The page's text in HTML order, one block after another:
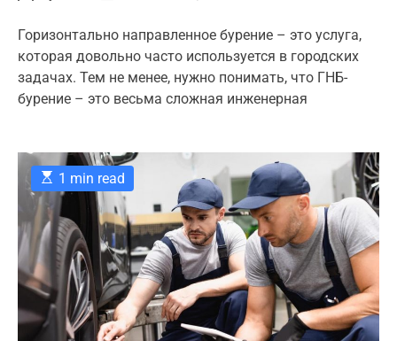
g
o
r
i
s
t
A
u
t
h
o
t
D
a
t
e
o
t
o
m
e
Горизонтально направленное бурение – это услуга,
которая довольно часто используется в городских
задачах. Тем не менее, нужно понимать, что ГНБ-
бурение – это весьма сложная инженерная
E
s
t
m
a
t
e
d
e
a
1 min read